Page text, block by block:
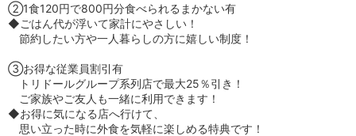
②1食120円で800円分食べられるまかない有
◆ごはん代が浮いて家計にやさしい！
節約したい方や一人暮らしの方に嬉しい制度！
③お得な従業員割引有
トリドールグループ系列店で最大25％引き！
ご家族やご友人も一緒に利用できます！
◆お得に気になる店へ行けて、
思い立った時に外食を気軽に楽しめる特典です！